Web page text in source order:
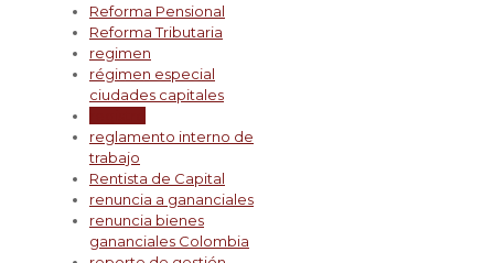
Reforma Pensional
Reforma Tributaria
regimen
régimen especial
ciudades capitales
reglamento interno de
trabajo
Rentista de Capital
renuncia a gananciales
renuncia bienes
gananciales Colombia